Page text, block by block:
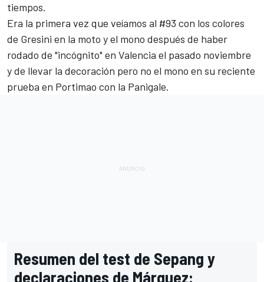
tiempos.
Era la primera vez que veíamos al #93 con los colores
de Gresini en la moto y el mono después de haber
rodado de "incógnito" en Valencia el pasado noviembre
y de llevar la decoración pero no el mono en su reciente
prueba en Portimao con la Panigale.
Resumen del test de Sepang y
declaraciones de Márquez: